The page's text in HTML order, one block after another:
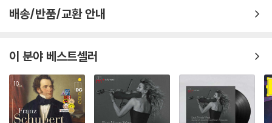
배송/반품/교환 안내
이 분야 베스트셀러